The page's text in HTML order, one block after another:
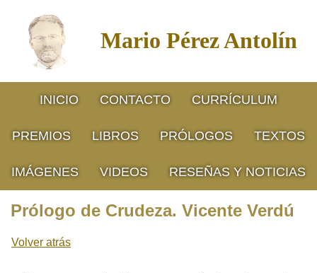
Mario Pérez Antolín
INICIO CONTACTO CURRÍCULUM
PREMIOS LIBROS PRÓLOGOS TEXTOS
IMÁGENES VIDEOS RESEÑAS Y NOTICIAS
Prólogo de Crudeza. Vicente Verdú
Volver atrás